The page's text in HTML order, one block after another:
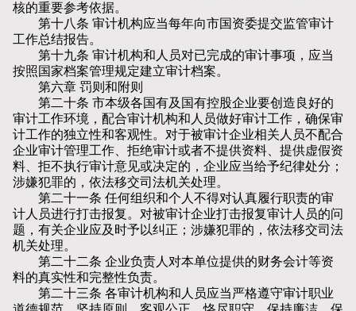
核的重要参考依据。
第十八条 审计机构应当每年向市国资委提交监管审计
工作总结报告。
第十九条 审计机构和人员对已完成的审计事项，应当
按照国家档案管理规定建立审计档案。
第六章 罚则和附则
第二十条 市本级各国有及国有控股企业要创造良好的
审计工作环境，配合审计机构和人员做好审计工作，确保审
计工作的独立性和客观性。对于被审计企业相关人员不配合
企业审计管理工作、拒绝审计或者不提供资料、提供虚假资
料、拒不执行审计意见或决定的，企业应当给予纪律处分；
涉嫌犯罪的，依法移交司法机关处理。
第二十一条 任何组织和个人不得对认真履行职责的审
计人员进行打击报复。对被审计企业打击报复审计人员的问
题，有关企业应及时予以纠正；涉嫌犯罪的，依法移交司法
机关处理。
第二十二条 企业负责人对本单位提供的财务会计等资
料的真实性和完整性负责。
第二十三条 各审计机构和人员应当严格遵守审计职业